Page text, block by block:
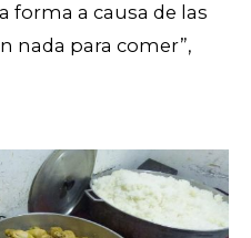
forma a causa de las
nada para comer”,